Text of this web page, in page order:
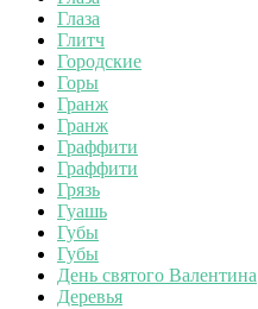
Глаза
Глитч
Городские
Горы
Гранж
Гранж
Граффити
Граффити
Грязь
Гуашь
Губы
Губы
День святого Валентина
Деревья